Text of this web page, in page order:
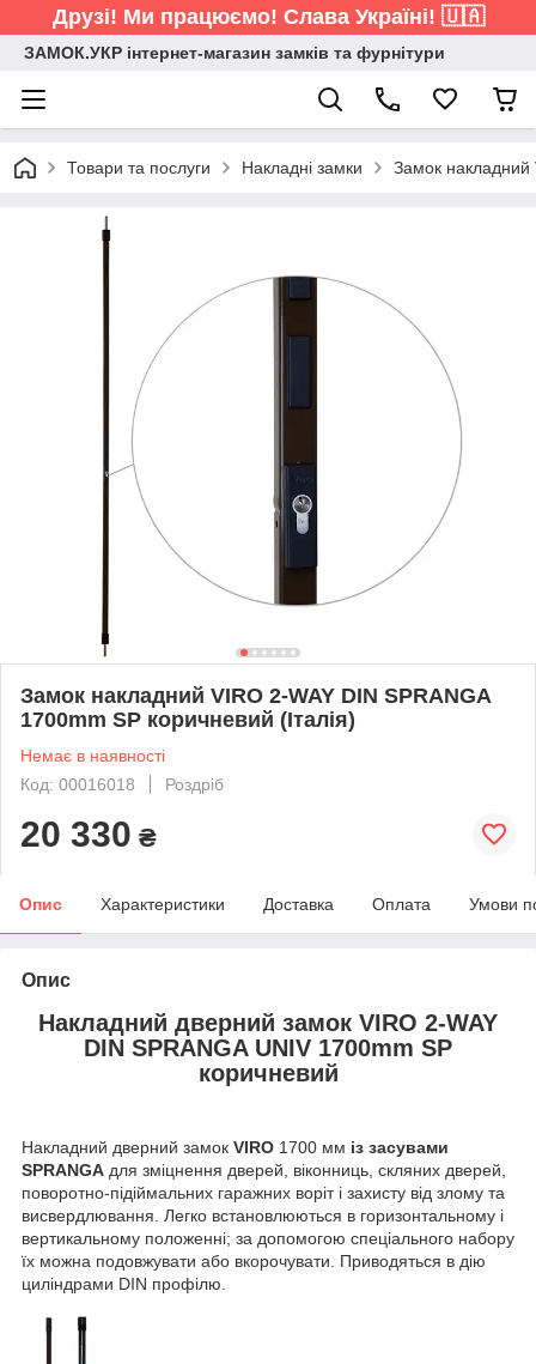
Друзі! Ми працюємо! Слава Україні! 🇺🇦
ЗАМОК.УКР інтернет-магазин замків та фурнітури
Товари та послуги Накладні замки Замок накладний
Замок накладний VIRO 2-WAY DIN SPRANGA
1700mm SP коричневий (Італія)
Немає в наявності
Код: 00016018
Роздріб
20 330 ₴
Опис Характеристики Доставка Оплата Умови
Опис
Накладний дверний замок VIRO 2-WAY
DIN SPRANGA UNIV 1700mm SP
коричневий
Накладний дверний замок VIRO 1700 мм із засувами
SPRANGA для зміцнення дверей, віконниць, скляних дверей,
поворотно-підіймальних гаражних воріт і захисту від злому та
висвердлювання. Легко встановлюються в горизонтальному і
вертикальному положенні; за допомогою спеціального набору
їх можна подовжувати або вкорочувати. Приводяться в дію
циліндрами DIN профілю.